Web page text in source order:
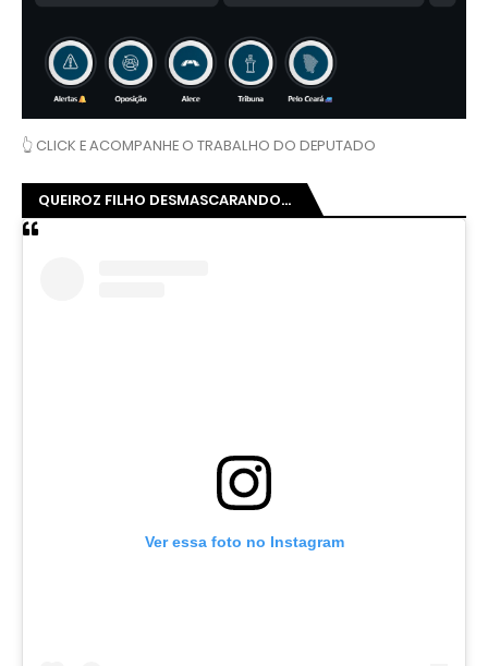
👆 CLICK E ACOMPANHE O TRABALHO DO DEPUTADO
QUEIROZ FILHO DESMASCARANDO...
Ver essa foto no Instagram